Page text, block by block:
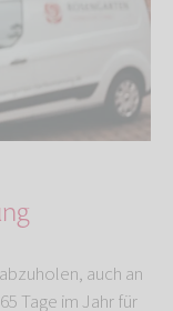
auch an
Tage im Jahr für